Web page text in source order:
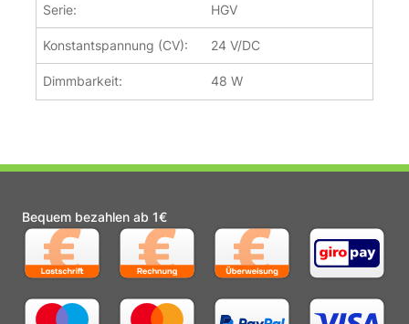
Serie: HGV
Konstantspannung (CV): 24 V/DC
Dimmbarkeit: 48 W
Bequem bezahlen ab 1€